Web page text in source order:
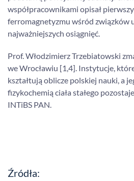
współpracownikami opisał
ferromagnetyzmu wśród związków
najważniejszych osiągnięć.
Prof. Włodzimierz Trzebiatowski
we Wrocławiu [1,4]. Instytucje,
kształtują oblicze polskiej nauki, a
fizykochemią ciała stałego
INTiBS PAN.
Źródła: